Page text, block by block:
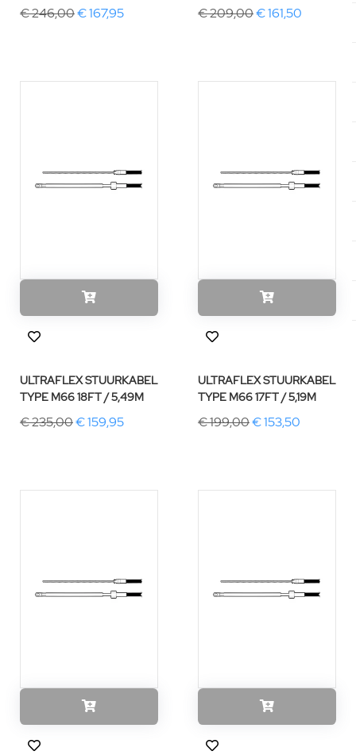
€ 246,00€ 167,95 € 209,00€ 161,50
ULTRAFLEX STUURKABEL
TYPE M66 18FT / 5,49M
€ 235,00€ 159,95
ULTRAFLEX STUURKABEL
TYPE M66 17FT / 5,19M
€ 199,00€ 153,50